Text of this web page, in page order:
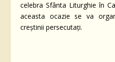
celebra Sfânta Liturghie în
aceasta ocazie se va
creștinii persecutați.